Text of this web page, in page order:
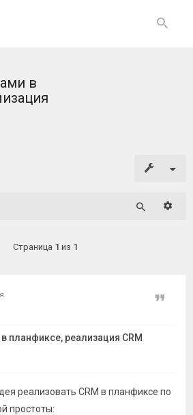
в
Страница 1 из 1
планфиксе, реализация CRM
Цитата
реализовать CRM в планфиксе по
простоты: